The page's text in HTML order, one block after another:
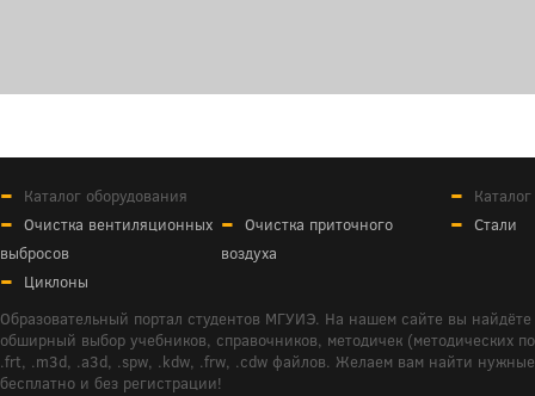
Каталог оборудования
Очистка вентиляционных
выбросов
Очистка приточного
воздуха
Циклоны
Стали
Образовательный портал студентов МГУИЭ. На нашем сайте вы
обширный выбор учебников, справочников, методичек (методических
.frt, .m3d, .a3d, .spw, .kdw, .frw, .cdw файлов. Желаем вам найти
бесплатно и без регистрации!